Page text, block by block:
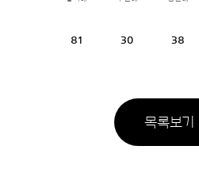
81 30 38
목록보기